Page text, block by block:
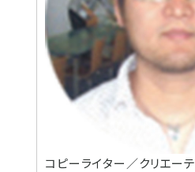
コピーライター／クリエー